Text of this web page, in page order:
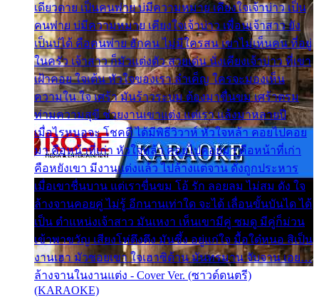
เดียวดาย เป็นคนพ่าย บ่มีความหมาย เคียงใจเจ้าบ่าว เป็น
คนพ่าย บ่มีความหมาย เคียงใจเจ้าบ่าว เพื่อนเจ้าสาว ยัง
เป็นบ่ได้ คือคนพ่าย ฮักคน ไม่มีใครสน เขาไม่เห็นคน ที่อยู่
ในครัว เจ้าสาว ก็มัวแต่งตัว สวยเด่น นั่งเคียงเจ้าบ่าว ที่เขา
เฝ้าคอย ใจเต้น หัวใจของเรา ลำเค็ญ ใครจะมองเห็น
ความใน ใจ เศร้า มันร้าวระบม ต้องมาขื่นขม เศร้าตรม
ท่ามความสุขี ช่วยงานเขาแต่ง แต่เรา แล้งมาหลายปี
เมื่อไรหนอจะ โชคดี ได้มีพิธีวิวาห์ หัวใจหล้า คอยไปคอย
มา คือหน้าที่เก่า หัวใจหล้า คอยไปคอยมา คือหน้าที่เก่า
คือหยังเขา มีงานแต่งแล้ว ไปล้างแต่จาน ดั่งถูกประหาร
เมื่อเขาชื่นบาน แต่เราขื่นขม โอ้ รัก ลอยลม ไม่สม ดัง ใจ
ล้างจานคอยคู่ ไม่รู้ อีกนานเท่าใด จะได้ เลื่อนขั้นบันได ได้
เป็น ตำแหน่งเจ้าสาว มันเหงา เห็นเขามีคู่ ซมดู มีคู่ก็ม่วน
เข้าพาขวัญ เสียงโห่ตึงตึง มันซึ้ง อยู่แก่ใจ มื้อใด๋หนอ สิเป็น
งานเฮา มัวซอยเขา ใจเฮาซิด้าน มันทรมาน จับจาน เอย…
ล้างจานในงานแต่ง - Cover Ver. (ซาวด์ดนตรี)
(KARAOKE)